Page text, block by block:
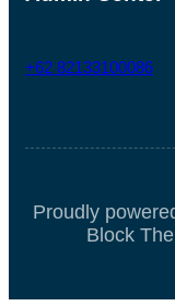
+62 82133100086
Proudly
Block